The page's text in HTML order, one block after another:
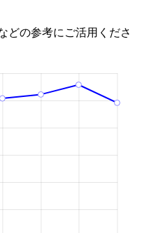
どの参考にご活用くださ